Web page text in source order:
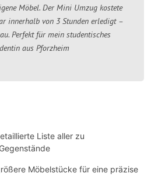
Möbel. Der Mini Umzug kostete
innerhalb von 3 Stunden erledigt –
Perfekt für mein studentisches
aus Pforzheim
Liste aller zu
Möbelstücke für eine präzise